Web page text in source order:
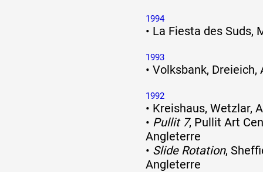
1994
• La Fiesta des Suds,
1993
• Volksbank, Dreieich,
1992
• Kreishaus, Wetzlar,
• Pullit 7, Pullit Art
Angleterre
• Slide Rotation,
Angleterre